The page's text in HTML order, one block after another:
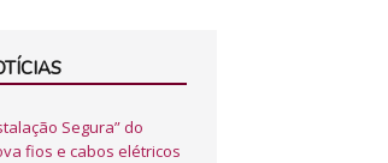
Segura” do
fios e cabos elétricos